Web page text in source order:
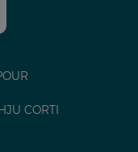
CORTI